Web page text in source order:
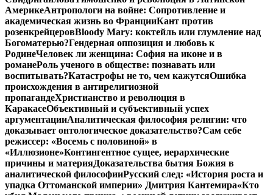
АмерикеАнтропологи на войне: Сопротивление и
академическая жизнь во ФранцииКант против
розенкрейцеровBloody Mary: коктейль или глумление над
Богоматерью?Гендерная оппозиция и любовь к
РодинеЧеловек ли женщина: София на иконе и в
романеРоль ученого в обществе: познавать или
воспитывать?Катастрофы не то, чем кажутсяОшибка
происхождения в антирелигиозной
пропагандеХристианство и революция в
КаракасеОбъективный и субъективный успех
аргументацииАналитическая философия религии: что
доказывает онтологическое доказательство?Сам себе
режиссер: «Восемь с половиной» в
«Иллюзионе»Контингентное сущее, иерархические
причины и материяДоказательства бытия Божия в
аналитической философииРусский след: «История роста и
упадка Оттоманской империи» Дмитрия Кантемира«Кто